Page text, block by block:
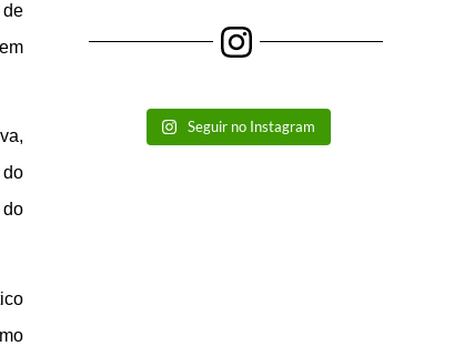
do
Seguir no Instagram